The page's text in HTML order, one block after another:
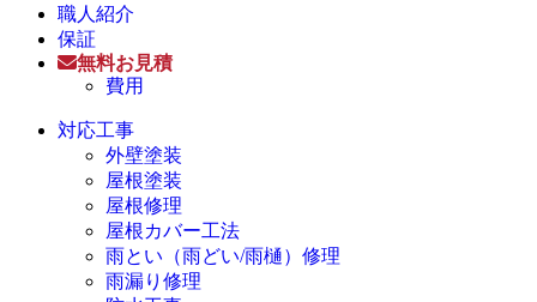
職人紹介
保証
無料お見積
費用
対応工事
外壁塗装
屋根塗装
屋根修理
屋根カバー工法
雨とい（雨どい/雨樋）修理
雨漏り修理